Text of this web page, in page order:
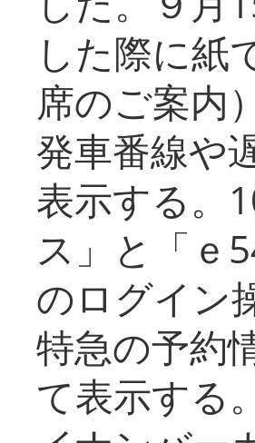
した際に紙
席のご案内
発車番線や
表示する。
ス」と「ｅ
のログイン
特急の予約
て表示する